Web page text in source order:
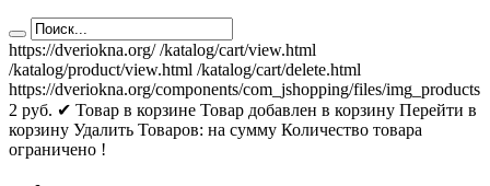
https://dveriokna.org/ /katalog/cart/view.html
/katalog/product/view.html /katalog/cart/delete.html
https://dveriokna.org/components/com_jshopping/files/img_products
2 руб. ✔ Товар в корзине Товар добавлен в корзину Перейти в
корзину Удалить Товаров: на сумму Количество товара
ограничено !